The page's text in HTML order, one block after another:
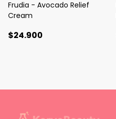
Frudia - Avocado Relief
Cream
$24.900